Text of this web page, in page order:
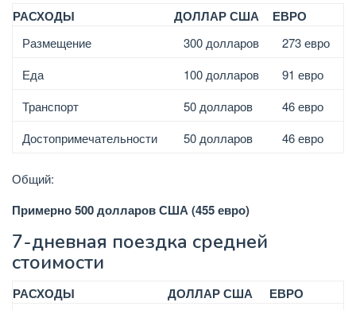
РАСХОДЫ ДОЛЛАР США ЕВРО
Размещение 300 долларов
273 евро
Еда
100 долларов
91 евро
Транспорт
50 долларов
46 евро
Достопримечательности
50 долларов 46 евро
Общий:
Примерно 500 долларов США (455 евро)
7-дневная поездка средней
стоимости
РАСХОДЫ ДОЛЛАР США ЕВРО